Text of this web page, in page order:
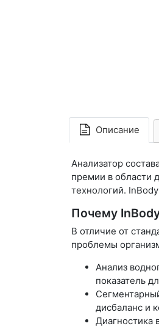
Описание
Анализатор
премии в области
технологий.
Почему
В отличие от
проблемы
Анализ
показатель
дисбаланс и
Диагностика